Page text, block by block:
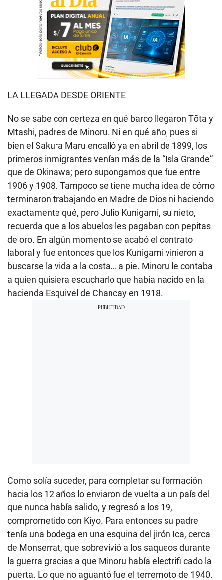
LA LLEGADA DESDE ORIENTE
No se sabe con certeza en qué barco llegaron Tōta y
Mtashi, padres de Minoru. Ni en qué año, pues si
bien el Sakura Maru encalló ya en abril de 1899, los
primeros inmigrantes venían más de la “Isla Grande”
que de Okinawa; pero supongamos que fue entre
1906 y 1908. Tampoco se tiene mucha idea de cómo
terminaron trabajando en Madre de Dios ni haciendo
exactamente qué, pero Julio Kunigami, su nieto,
recuerda que a los abuelos les pagaban con pepitas
de oro. En algún momento se acabó el contrato
laboral y fue entonces que los Kunigami vinieron a
buscarse la vida a la costa… a pie. Minoru le contaba
a quien quisiera escucharlo que había nacido en la
hacienda Esquivel de Chancay en 1918.
Como solía suceder, para completar su formación
hacia los 12 años lo enviaron de vuelta a un país del
que nunca había salido, y regresó a los 19,
comprometido con Kiyo. Para entonces su padre
tenía una bodega en una esquina del jirón Ica, cerca
de Monserrat, que sobrevivió a los saqueos durante
la guerra gracias a que Minoru había electrifi cado la
puerta. Lo que no aguantó fue el terremoto de 1940.